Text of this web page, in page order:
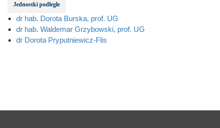
Jednostki podległe
dr hab. Dorota Burska, prof. UG
dr hab. Waldemar Grzybowski, prof. UG
dr Dorota Pryputniewicz-Flis